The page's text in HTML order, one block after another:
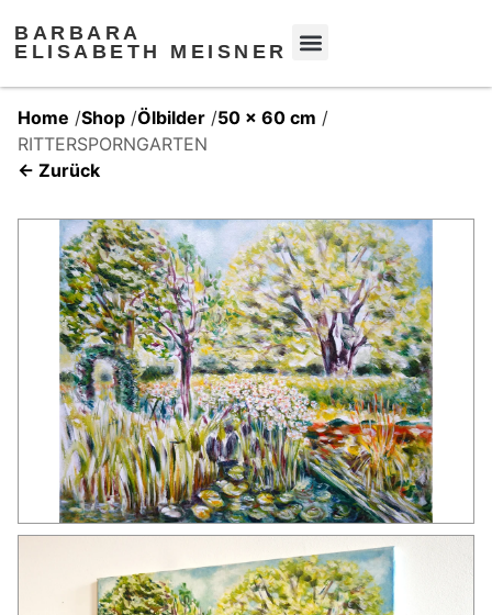
BARBARA
ELISABETH MEISNER
Home /Shop /Ölbilder /50 x 60 cm /
RITTERSPORNGARTEN
← Zurück